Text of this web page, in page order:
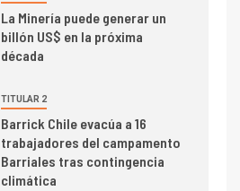
PIB minero impacta el
crecimiento regional: Banco
trimestre
I+D
Informe bimensual de
Cochilco: precio del cobre
alcanza máximos por escasez
La Minería puede generar un
billón US$ en la próxima
década
TITULAR 2
Barrick Chile evacúa a 16
trabajadores del campamento
Barriales tras contingencia
climática